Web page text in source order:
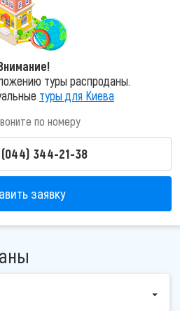
туры распроданы.
туры для Киева
по номеру
(044) 344-21-38
заявку